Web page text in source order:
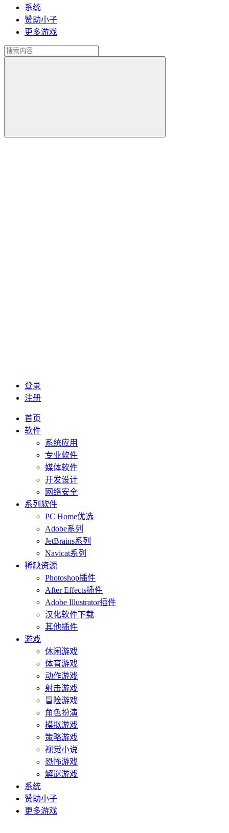
系统
赞助小子
更多游戏
登录
注册
首页
软件
系统应用
专业软件
媒体软件
开发设计
网络安全
系列软件
PC Home优选
Adobe系列
JetBrains系列
Navicat系列
稀缺资源
Photoshop插件
After Effects插件
Adobe Illustrator插件
汉化软件下载
其他插件
游戏
休闲游戏
体育游戏
动作游戏
射击游戏
冒险游戏
角色扮演
模拟游戏
策略游戏
视觉小说
恐怖游戏
解谜游戏
系统
赞助小子
更多游戏